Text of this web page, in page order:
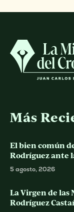
Más
El bien común
Rodríguez ante
5 agosto, 2026
La Virgen de
Rodríguez